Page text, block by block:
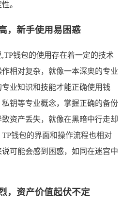
。
，新手使用易困惑
钱包的使用存在着一定的技术
相对复杂，就像一本深奥的专业
业知识和技能才能正确使用钱
钥等专业概念，掌握正确的备份
资产丢失，就像在黑暗中行走却
钱包的界面和操作流程也相对
可能会感到困惑，如同在迷宫中
，资产价值起伏不定